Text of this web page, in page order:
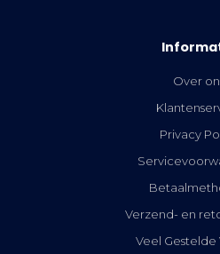
Over
Privacy
Verzend- en
Veel Gestelde